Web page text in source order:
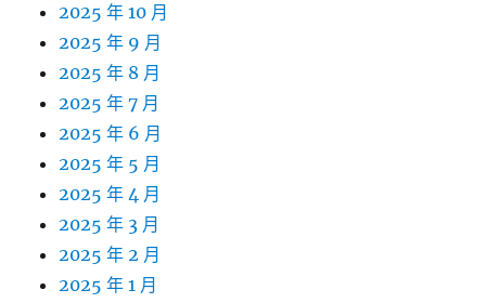
2025 年 10 月
2025 年 9 月
2025 年 8 月
2025 年 7 月
2025 年 6 月
2025 年 5 月
2025 年 4 月
2025 年 3 月
2025 年 2 月
2025 年 1 月